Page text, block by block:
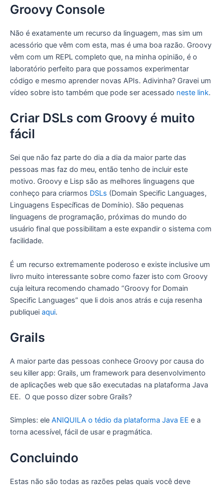
Groovy Console
Não é exatamente um recurso da linguagem, mas sim um
acessório que vêm com esta, mas é uma boa razão. Groovy
vêm com um REPL completo que, na minha opinião, é o
laboratório perfeito para que possamos experimentar
código e mesmo aprender novas APIs. Adivinha? Gravei um
vídeo sobre isto também que pode ser acessado neste link.
Criar DSLs com Groovy é muito
fácil
Sei que não faz parte do dia a dia da maior parte das
pessoas mas faz do meu, então tenho de incluir este
motivo. Groovy e Lisp são as melhores linguagens que
conheço para criarmos DSLs (Domain Specific Languages,
Linguagens Específicas de Domínio). São pequenas
linguagens de programação, próximas do mundo do
usuário final que possibilitam a este expandir o sistema com
facilidade.
É um recurso extremamente poderoso e existe inclusive um
livro muito interessante sobre como fazer isto com Groovy
cuja leitura recomendo chamado “Groovy for Domain
Specific Languages” que li dois anos atrás e cuja resenha
publiquei aqui.
Grails
A maior parte das pessoas conhece Groovy por causa do
seu killer app: Grails, um framework para desenvolvimento
de aplicações web que são executadas na plataforma Java
EE. O que posso dizer sobre Grails?
Simples: ele ANIQUILA o tédio da plataforma Java EE e a
torna acessível, fácil de usar e pragmática.
Concluindo
Estas não são todas as razões pelas quais você deve